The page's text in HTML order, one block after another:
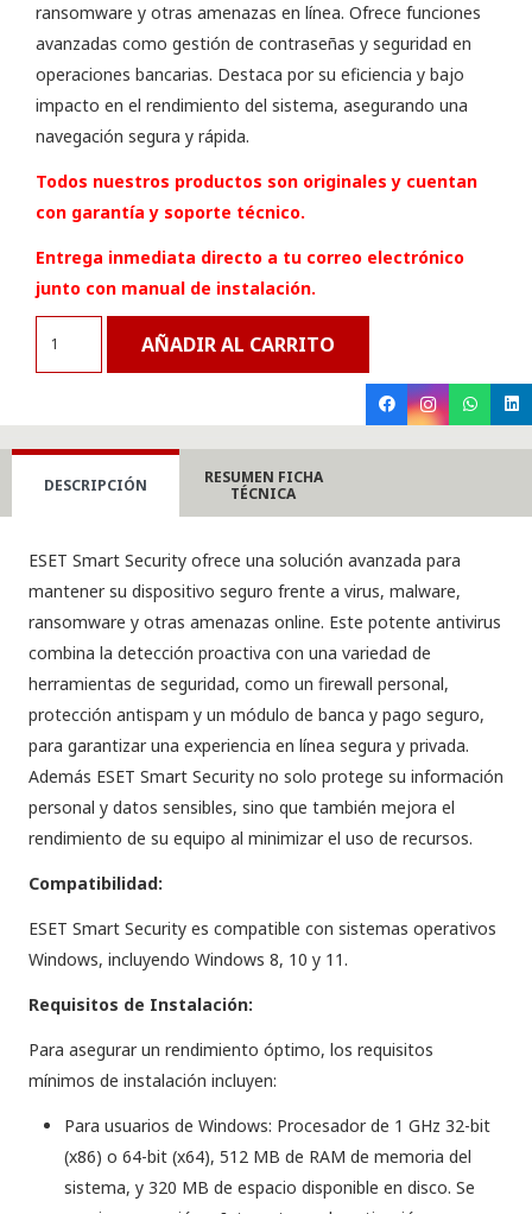
ransomware y otras amenazas en línea. Ofrece funciones
avanzadas como gestión de contraseñas y seguridad en
operaciones bancarias. Destaca por su eficiencia y bajo
impacto en el rendimiento del sistema, asegurando una
navegación segura y rápida.
Todos nuestros productos son originales y cuentan
con garantía y soporte técnico.
Entrega inmediata directo a tu correo electrónico
junto con manual de instalación.
Security
1
dispositivo
AÑADIR AL CARRITO
DESCRIPCIÓN
RESUMEN FICHA
TÉCNICA
ESET Smart Security ofrece una solución avanzada para
mantener su dispositivo seguro frente a virus, malware,
ransomware y otras amenazas online. Este potente antivirus
combina la detección proactiva con una variedad de
herramientas de seguridad, como un firewall personal,
protección antispam y un módulo de banca y pago seguro,
para garantizar una experiencia en línea segura y privada.
Además ESET Smart Security no solo protege su información
personal y datos sensibles, sino que también mejora el
rendimiento de su equipo al minimizar el uso de recursos.
Compatibilidad:
ESET Smart Security es compatible con sistemas operativos
Windows, incluyendo Windows 8, 10 y 11.
Requisitos de Instalación:
Para asegurar un rendimiento óptimo, los requisitos
mínimos de instalación incluyen:
Para usuarios de Windows: Procesador de 1 GHz 32-bit
(x86) o 64-bit (x64), 512 MB de RAM de memoria del
sistema, y 320 MB de espacio disponible en disco. Se